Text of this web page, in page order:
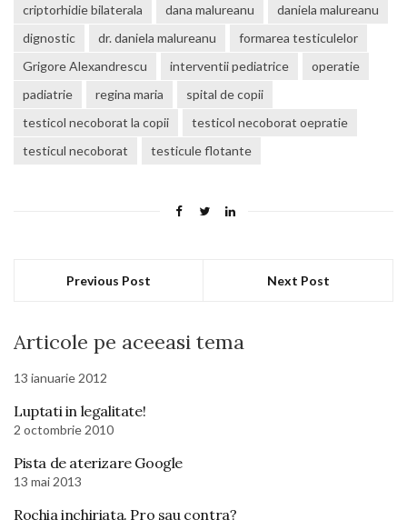
criptorhidie bilaterala
dana malureanu
daniela malureanu
dignostic
dr. daniela malureanu
formarea testiculelor
Grigore Alexandrescu
interventii pediatrice
operatie
padiatrie
regina maria
spital de copii
testicol necoborat la copii
testicol necoborat oepratie
testicul necoborat
testicule flotante
Previous Post Next Post
Articole pe aceeasi tema
13 ianuarie 2012
Luptati in legalitate!
2 octombrie 2010
Pista de aterizare Google
13 mai 2013
Rochia inchiriata. Pro sau contra?